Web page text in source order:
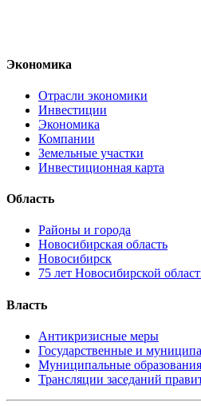
Экономика
Отрасли экономики
Инвестиции
Экономика
Компании
Земельные участки
Инвестиционная карта
Область
Районы и города
Новосибирская область
Новосибирск
75 лет Новосибирской
Власть
Антикризисные меры
Государственные и
Муниципальные
Трансляции заседаний